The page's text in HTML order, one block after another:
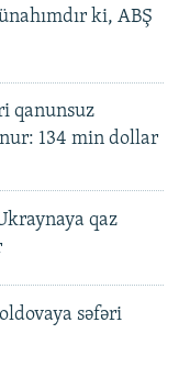
ki, ABŞ
qanunsuz
134 min dollar
qaz
səfəri